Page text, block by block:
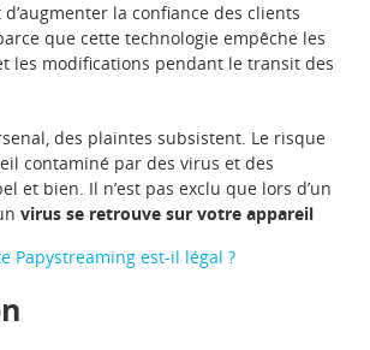
d’augmenter la confiance des clients
que cette technologie empêche les
les modifications pendant le transit des
des plaintes subsistent. Le risque
contaminé par des virus et des
et bien. Il n’est pas exclu que lors d’un
virus se retrouve sur votre appareil
Papystreaming est-il légal ?